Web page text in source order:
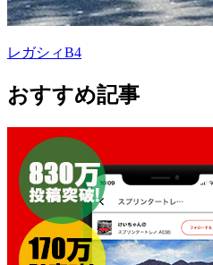
レガシィB4
おすすめ記事